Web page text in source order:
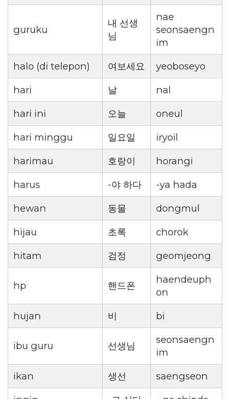
guruku
내 선생
님
nae
seonsaengn
im
halo (di telepon)
여보세요
yeoboseyo
hari
날
nal
hari ini
오늘
oneul
hari minggu
일요일
iryoil
harimau
호랑이
horangi
harus
-야 하다
-ya hada
hewan
동물
dongmul
hijau
초록
chorok
hitam
검정 geomjeong
hp 핸드폰
haendeuph
on
hujan
비 bi
ibu guru 선생님
seonsaengn
im
ikan
생선
saengseon